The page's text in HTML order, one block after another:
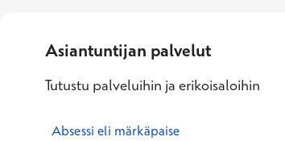
Asiantuntijan palvelut
Tutustu palveluihin ja erikoisaloihin
Absessi eli märkäpaise